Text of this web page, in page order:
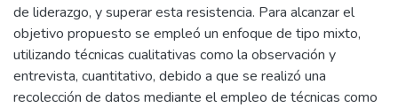
de liderazgo, y superar esta resistencia. Para alcanzar el
objetivo propuesto se empleó un enfoque de tipo mixto,
utilizando técnicas cualitativas como la observación y
entrevista, cuantitativo, debido a que se realizó una
recolección de datos mediante el empleo de técnicas como